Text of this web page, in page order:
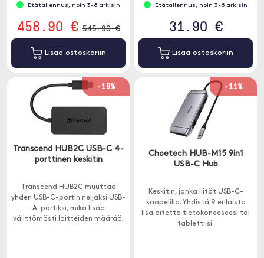
Etätallennus, noin 3-8 arkisin
458.90 € 545.90 €
Lisää ostoskoriin
Etätallennus, noin 3-8 arkisin
31.90 €
Lisää ostoskoriin
-19%
Transcend HUB2C USB-C 4-
porttinen keskitin
Transcend HUB2C muuttaa
yhden USB-C-portin neljäksi USB-
A-portiksi, mikä lisää
välittömästi laitteiden määrää,
-11%
Choetech HUB-M15 9in1
USB-C Hub
Keskitin, jonka liität USB-C-
kaapelilla. Yhdistä 9 erilaista
lisälaitetta tietokoneeseesi tai
tablettiisi.